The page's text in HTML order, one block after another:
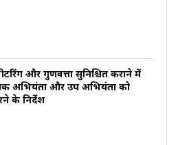
और गुणवत्ता सुनिश्चित कराने में
अभियंता और उप अभियंता को
के निर्देश